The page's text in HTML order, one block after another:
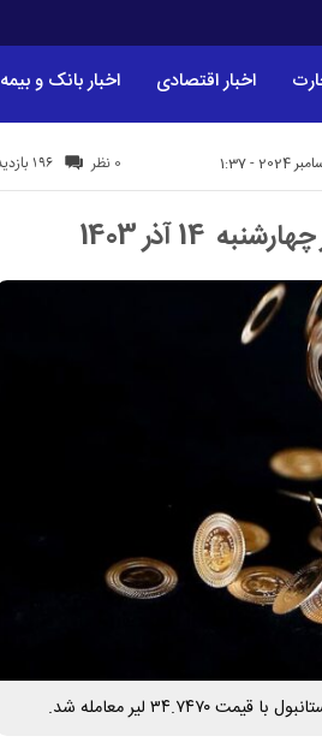
اخبار اقتصادی اخبار بانک و بیمه
196 بازدید 0 نظر
14 آذر 1403